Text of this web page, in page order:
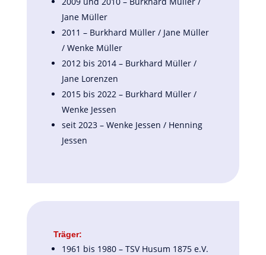
Jane Müller
2011 – Burkhard Müller / Jane Müller
/ Wenke Müller
2012 bis 2014 – Burkhard Müller /
Jane Lorenzen
2015 bis 2022 – Burkhard Müller /
Wenke Jessen
seit 2023 – Wenke Jessen / Henning
Jessen
Träger:
1961 bis 1980 – TSV Husum 1875 e.V.